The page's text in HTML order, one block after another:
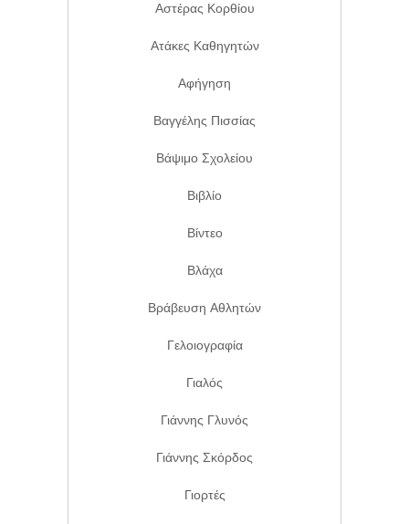
Αστέρας Κορθίου
Ατάκες Καθηγητών
Αφήγηση
Βαγγέλης Πισσίας
Βάψιμο Σχολείου
Βιβλίο
Βίντεο
Βλάχα
Βράβευση Αθλητών
Γελοιογραφία
Γιαλός
Γιάννης Γλυνός
Γιάννης Σκόρδος
Γιορτές